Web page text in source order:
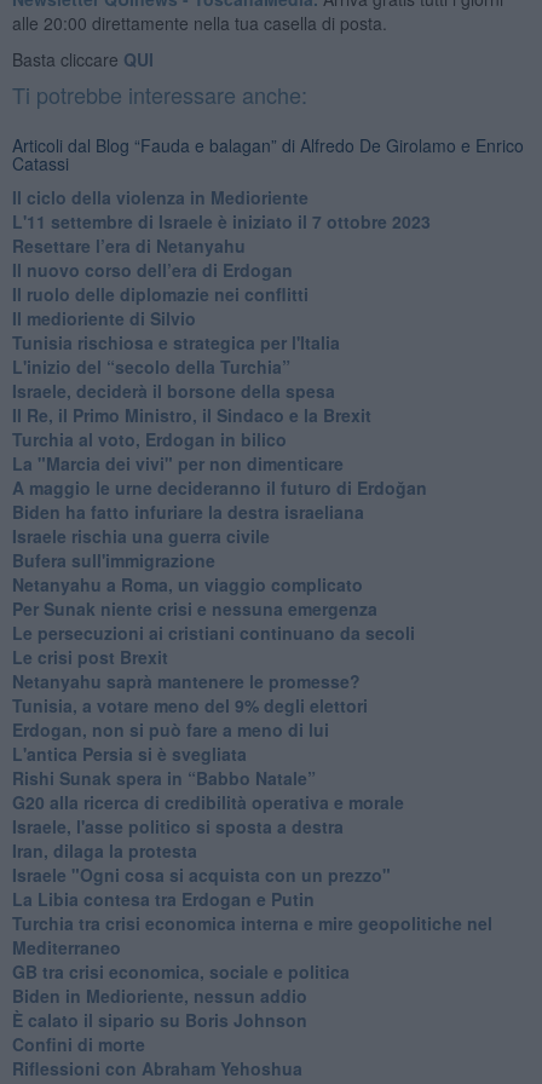
alle 20:00 direttamente nella tua casella di posta.
Basta cliccare QUI
Ti potrebbe interessare anche:
Articoli dal Blog “Fauda e balagan” di Alfredo De Girolamo e Enrico
Catassi
Il ciclo della violenza in Medioriente
L'11 settembre di Israele è iniziato il 7 ottobre 2023
Resettare l’era di Netanyahu
​Il nuovo corso dell’era di Erdogan
Il ruolo delle diplomazie nei conflitti
Il medioriente di Silvio
Tunisia rischiosa e strategica per l'Italia
L'inizio del “secolo della Turchia”
Israele, deciderà il borsone della spesa
Il Re, il Primo Ministro, il Sindaco e la Brexit
Turchia al voto, Erdogan in bilico
La "Marcia dei vivi" per non dimenticare
A maggio le urne decideranno il futuro di Erdoğan
Biden ha fatto infuriare la destra israeliana
Israele rischia una guerra civile
Bufera sull'immigrazione
Netanyahu a Roma, un viaggio complicato
Per Sunak niente crisi e nessuna emergenza
Le persecuzioni ai cristiani continuano da secoli
Le crisi post Brexit
Netanyahu saprà mantenere le promesse?
Tunisia, a votare meno del 9% degli elettori
Erdogan, non si può fare a meno di lui
L'antica Persia si è svegliata
Rishi Sunak spera in “Babbo Natale”
G20 alla ricerca di credibilità operativa e morale
Israele, l'asse politico si sposta a destra
Iran, dilaga la protesta
Israele "Ogni cosa si acquista con un prezzo"
La Libia contesa tra Erdogan e Putin
Turchia tra crisi economica interna e mire geopolitiche nel
Mediterraneo
GB tra crisi economica, sociale e politica
Biden in Medioriente, nessun addio
È calato il sipario su Boris Johnson
Confini di morte
Riflessioni con Abraham Yehoshua